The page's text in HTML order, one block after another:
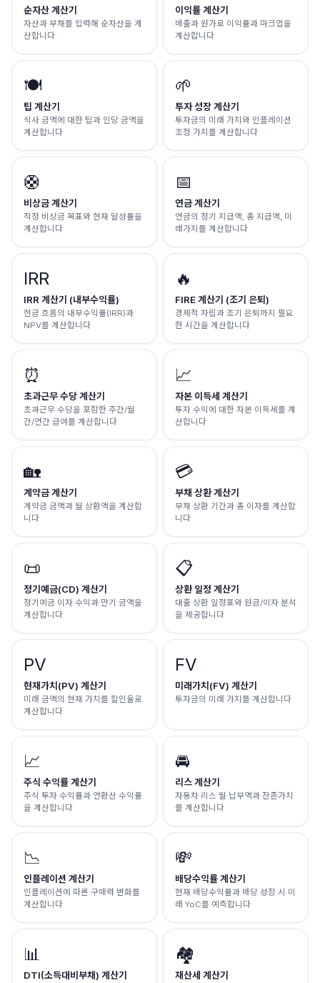
순자산 계산기
자산과 부채를 입력해 순자산을 계
산합니다
이익률 계산기
매출과 원가로 이익률과 마크업을
계산합니다
🍽️
팁 계산기
식사 금액에 대한 팁과 인당 금액을
계산합니다
🌱
투자 성장 계산기
투자금의 미래 가치와 인플레이션
조정 가치를 계산합니다
🛟
비상금 계산기
적정 비상금 목표와 현재 달성률을
계산합니다
📅
연금 계산기
연금의 정기 지급액, 총 지급액, 미
래가치를 계산합니다
IRR
IRR 계산기 (내부수익률)
현금 흐름의 내부수익률(IRR)과
NPV를 계산합니다
🔥
FIRE 계산기 (조기 은퇴)
경제적 자립과 조기 은퇴까지 필요
한 시간을 계산합니다
⏰
초과근무 수당 계산기
초과근무 수당을 포함한 주간/월
간/연간 급여를 계산합니다
📈
자본 이득세 계산기
투자 수익에 대한 자본 이득세를 계
산합니다
🏡
계약금 계산기
계약금 금액과 월 상환액을 계산합
니다
💳
부채 상환 계산기
부채 상환 기간과 총 이자를 계산합
니다
📜
정기예금(CD) 계산기
정기예금 이자 수익과 만기 금액을
계산합니다
📋
상환 일정 계산기
대출 상환 일정표와 원금/이자 분석
을 제공합니다
PV
현재가치(PV) 계산기
미래 금액의 현재 가치를 할인율로
계산합니다
FV
미래가치(FV) 계산기
투자금의 미래 가치를 계산합니다
📈
주식 수익률 계산기
주식 투자 수익률과 연환산 수익률
을 계산합니다
🚘
리스 계산기
자동차 리스 월 납부액과 잔존가치
를 계산합니다
📉
인플레이션 계산기
인플레이션에 따른 구매력 변화를
계산합니다
💸
배당수익률 계산기
현재 배당수익률과 배당 성장 시 미
래 YoC를 예측합니다
📊
DTI(소득대비부채) 계산기
🏘️
재산세 계산기